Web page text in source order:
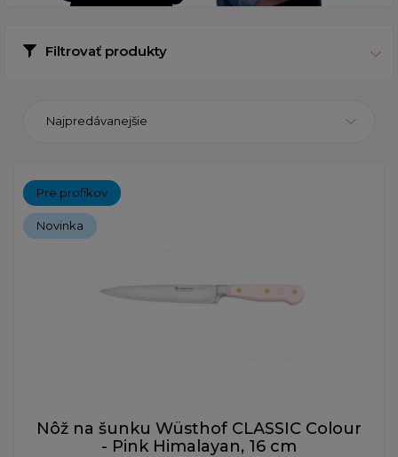
Filtrovať produkty
Najpredávanejšie
Pre profíkov
Novinka
Nôž na šunku Wüsthof CLASSIC Colour
- Pink Himalayan, 16 cm